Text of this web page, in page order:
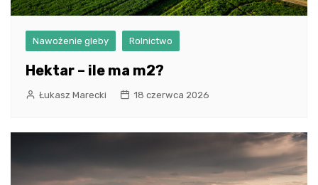
Nawożenie gleby Rolnictwo
Hektar – ile ma m2?
Łukasz Marecki 18 czerwca 2026